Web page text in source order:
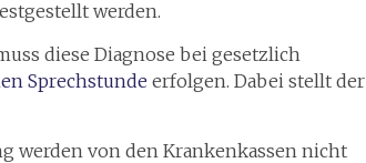
werden.
diese Diagnose bei gesetzlich
Sprechstunde erfolgen. Dabei stellt der
werden von den Krankenkassen nicht